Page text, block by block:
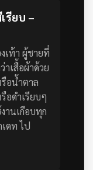
รียบ –
เท้า ผู้ชายที่
าเสื้อผ้าด้วย
อน้ำตาล
อดำเรียบๆ
านเกือบทุก
ดท ไป